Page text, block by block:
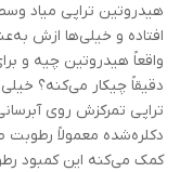
هیدروتین تراپی میاد
افتاده و خیلی‌ها ازش
واقعاً هیدروتین چیه و
دقیقاً چیکار می‌کنه؟
تراپی تمرکزش روی
دکلره‌شده معمولاً
کمک می‌کنه این کمبود